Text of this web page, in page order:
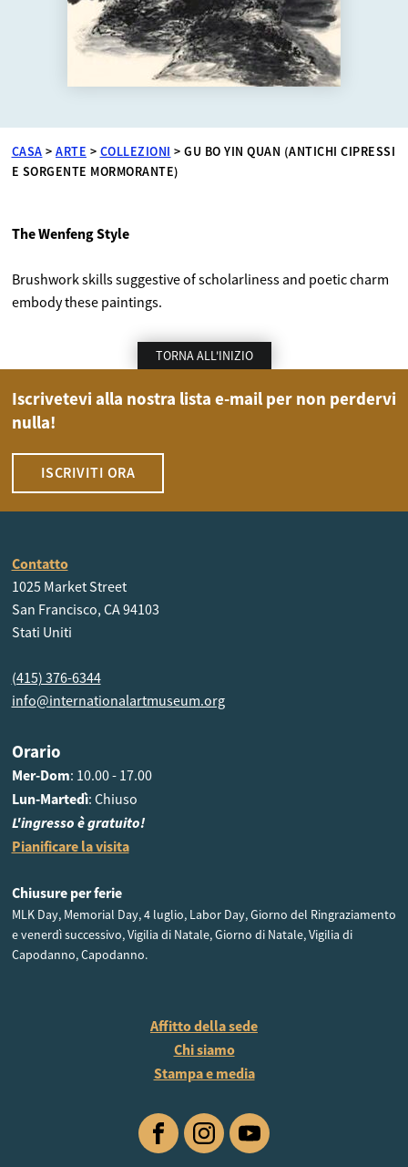
CASA > ARTE > COLLEZIONI > GU BO YIN QUAN (ANTICHI CIPRESSI
E SORGENTE MORMORANTE)
The Wenfeng Style
Brushwork skills suggestive of scholarliness and poetic charm
embody these paintings.
TORNA ALL'INIZIO
Iscrivetevi alla nostra lista e-mail per non perdervi
nulla!
ISCRIVITI ORA
Contatto
1025 Market Street
San Francisco, CA 94103
Stati Uniti
(415) 376-6344
info@internationalartmuseum.org
Orario
Mer-Dom: 10.00 - 17.00
Lun-Martedì: Chiuso
L'ingresso è gratuito!
Pianificare la visita
Chiusure per ferie
MLK Day, Memorial Day, 4 luglio, Labor Day, Giorno del Ringraziamento
e venerdì successivo, Vigilia di Natale, Giorno di Natale, Vigilia di
Capodanno, Capodanno.
Affitto della sede
Chi siamo
Stampa e media
FacebookInstagramYouTube